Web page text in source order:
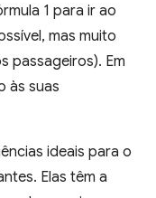
1 para ir ao
mas muito
passageiros). Em
às suas
ideais para o
Elas têm a